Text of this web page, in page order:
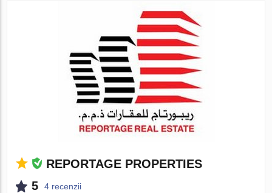
REPORTAGE PROPERTIES
5
4 recenzii